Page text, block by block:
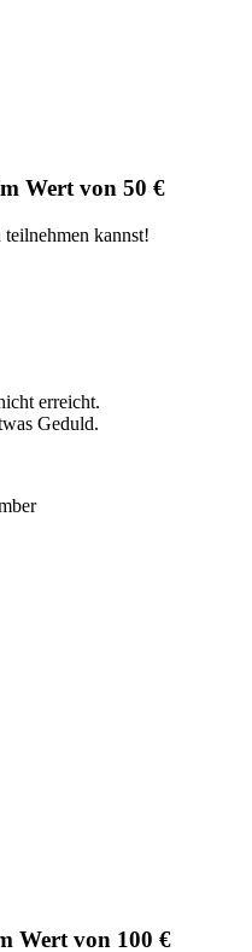
Wert von 50 €
kannst!
erreicht.
Geduld.
Wert von 100 €